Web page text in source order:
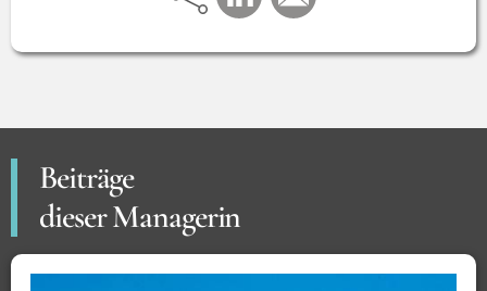
Beiträge
dieser Managerin